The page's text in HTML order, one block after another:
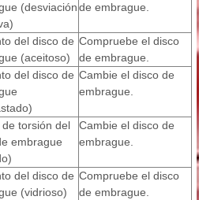
(desviaciónde embrague.
del disco de
(aceitoso)
Compruebe el disco
de embrague.
del disco de Cambie el disco de
embrague.
de torsión del
embrague
Cambie el disco de
embrague.
del disco de
(vidrioso)
Compruebe el disco
de embrague.